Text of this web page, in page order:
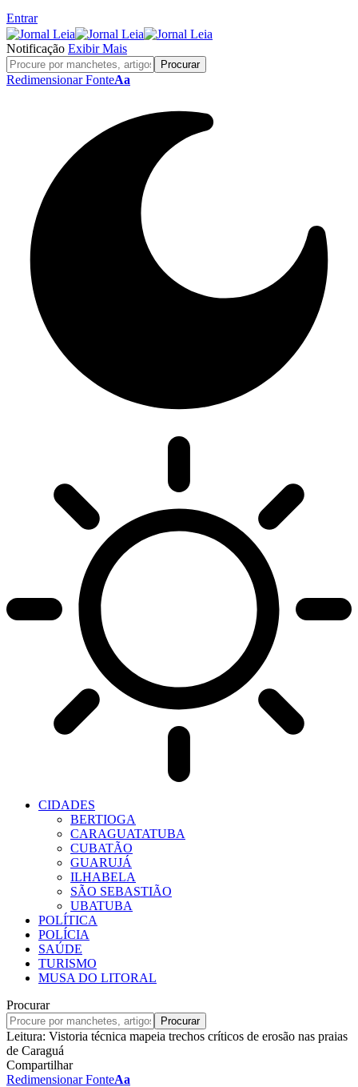
Entrar
Notificação Exibir Mais
Redimensionar FonteAa
CIDADES
BERTIOGA
CARAGUATATUBA
CUBATÃO
GUARUJÁ
ILHABELA
SÃO SEBASTIÃO
UBATUBA
POLÍTICA
POLÍCIA
SAÚDE
TURISMO
MUSA DO LITORAL
Procurar
Leitura: Vistoria técnica mapeia trechos críticos de erosão nas praias
de Caraguá
Compartilhar
Redimensionar FonteAa